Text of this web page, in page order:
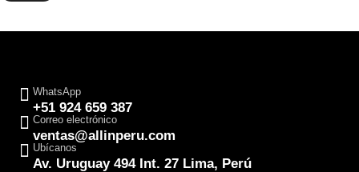
WhatsApp
+51 924 659 387
Correo electrónico
ventas@allinperu.com
Ubícanos
Av. Uruguay 494 Int. 27 Lima, Perú